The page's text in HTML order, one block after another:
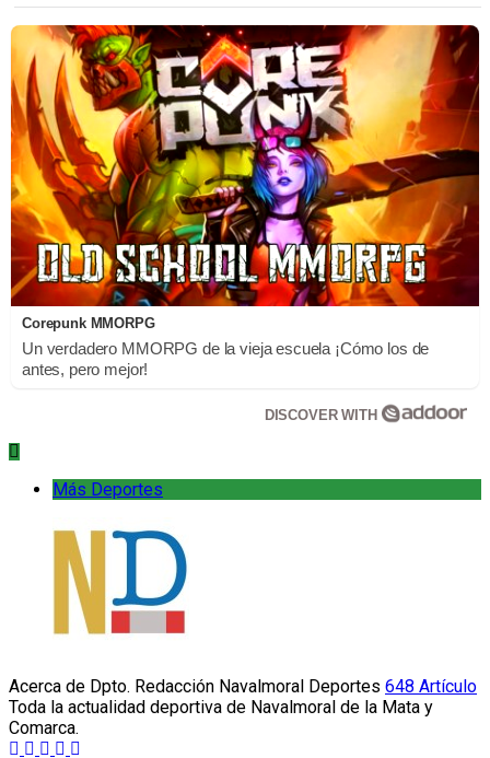
Corepunk MMORPG
Un verdadero MMORPG de la vieja escuela ¡Cómo los de
antes, pero mejor!
DISCOVER WITH
Más Deportes
Acerca de Dpto. Redacción Navalmoral Deportes 648 Artículo
Toda la actualidad deportiva de Navalmoral de la Mata y
Comarca.
SitioFacebook
Instagram
Twitter